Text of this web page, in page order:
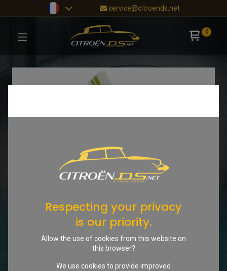
service@citroends.net
0
Respecting your privacy
is our priority.
Allow the use of cookies from this website on
this browser?
We use cookies to provide improved